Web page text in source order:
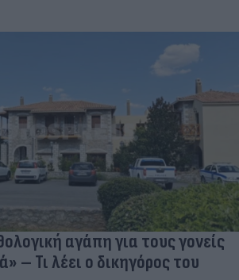
αγάπη για τους γονείς
– Τι λέει ο δικηγόρος του